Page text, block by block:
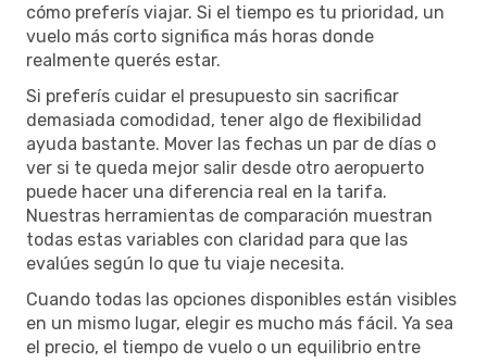
cómo preferís viajar. Si el tiempo es tu prioridad, un
vuelo más corto significa más horas donde
realmente querés estar.
Si preferís cuidar el presupuesto sin sacrificar
demasiada comodidad, tener algo de flexibilidad
ayuda bastante. Mover las fechas un par de días o
ver si te queda mejor salir desde otro aeropuerto
puede hacer una diferencia real en la tarifa.
Nuestras herramientas de comparación muestran
todas estas variables con claridad para que las
evalúes según lo que tu viaje necesita.
Cuando todas las opciones disponibles están visibles
en un mismo lugar, elegir es mucho más fácil. Ya sea
el precio, el tiempo de vuelo o un equilibrio entre